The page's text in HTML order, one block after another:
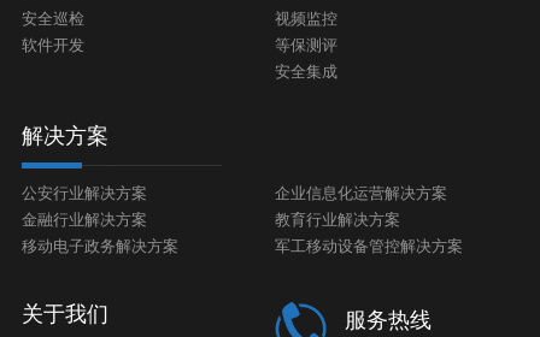
安全巡检
软件开发
视频监控
等保测评
安全集成
解决方案
公安行业解决方案
企业信息化运营解决方案
金融行业解决方案
教育行业解决方案
移动电子政务解决方案
军工移动设备管控解决方案
关于我们 服务热线